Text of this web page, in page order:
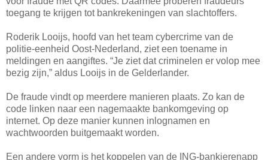
toegang te krijgen tot bankrekeningen van slachtoffers.
Roderik Looijs, hoofd van het team cybercrime van de
politie-eenheid Oost-Nederland, ziet een toename in
meldingen en aangiftes. “Je ziet dat criminelen er volop mee
bezig zijn,” aldus Looijs in de Gelderlander.
De fraude vindt op meerdere manieren plaats. Zo kan de
code linken naar een nagemaakte bankomgeving op
internet. Op deze manier kunnen inlognamen en
wachtwoorden buitgemaakt worden.
Een andere vorm is het koppelen van de ING-bankierenapp